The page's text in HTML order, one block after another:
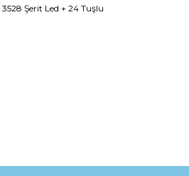
Şerit Led + 24 Tuşlu